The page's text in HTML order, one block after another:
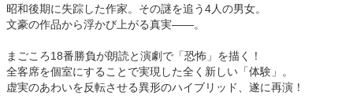
昭和後期に失踪した作家。その謎を追う4人の男女。
文豪の作品から浮かび上がる真実——。
まごころ18番勝負が朗読と演劇で「恐怖」を描く！
全客席を個室にすることで実現した全く新しい「体験」。
虚実のあわいを反転させる異形のハイブリッド、遂に再演！